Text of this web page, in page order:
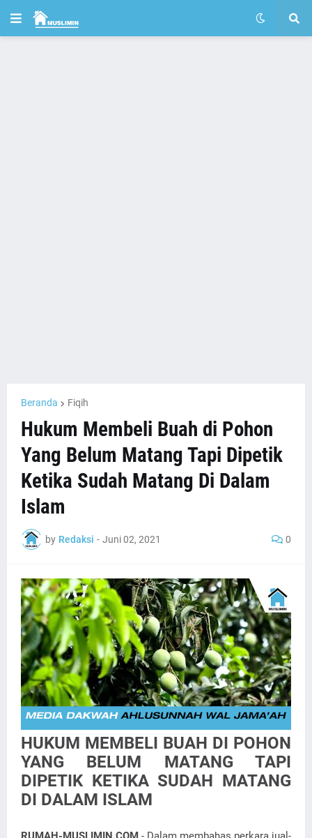
Beranda Fiqih
Hukum Membeli Buah di Pohon
Yang Belum Matang Tapi Dipetik
Ketika Sudah Matang Di Dalam
Islam
by Redaksi - Juni 02, 2021 0
HUKUM MEMBELI BUAH DI POHON
YANG BELUM MATANG TAPI
DIPETIK KETIKA SUDAH MATANG
DI DALAM ISLAM